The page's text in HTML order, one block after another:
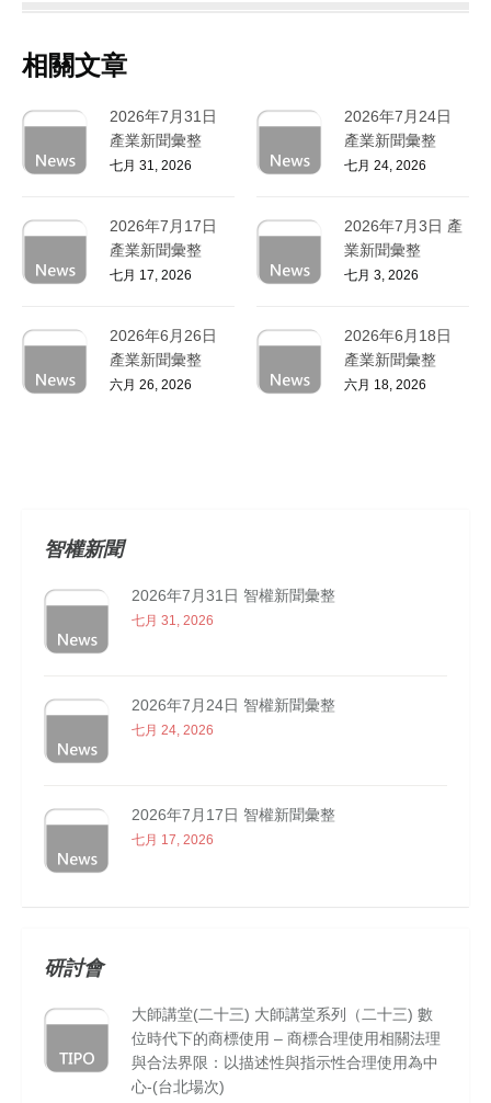
相關文章
2026年7月31日
產業新聞彙整
七月 31, 2026
2026年7月24日
產業新聞彙整
七月 24, 2026
2026年7月17日
產業新聞彙整
七月 17, 2026
2026年7月3日 產
業新聞彙整
七月 3, 2026
2026年6月26日
產業新聞彙整
六月 26, 2026
2026年6月18日
產業新聞彙整
六月 18, 2026
智權新聞
2026年7月31日 智權新聞彙整
七月 31, 2026
2026年7月24日 智權新聞彙整
七月 24, 2026
2026年7月17日 智權新聞彙整
七月 17, 2026
研討會
大師講堂(二十三) 大師講堂系列（二十三) 數
位時代下的商標使用 – 商標合理使用相關法理
與合法界限：以描述性與指示性合理使用為中
心-(台北場次)